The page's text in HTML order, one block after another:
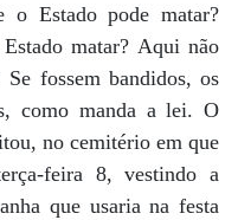
o Estado pode matar?
matar? Aqui não
fossem bandidos, os
como manda a lei. O
no cemitério em que
feira 8, vestindo a
que usaria na festa